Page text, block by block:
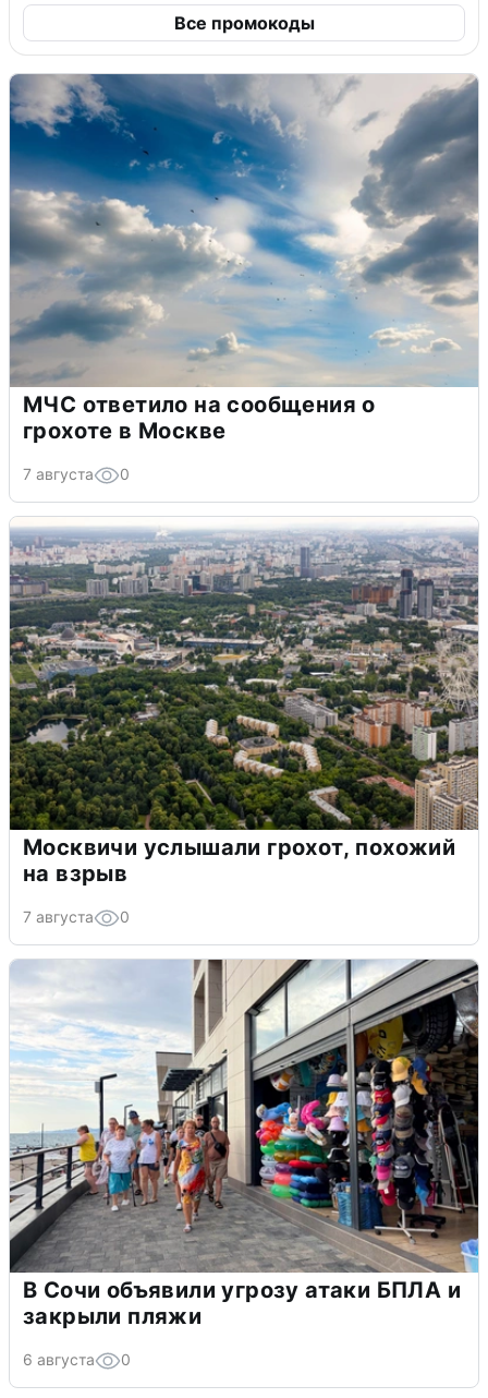
Все промокоды
МЧС ответило на сообщения о
грохоте в Москве
7 августа 0
Москвичи услышали грохот, похожий
на взрыв
7 августа 0
В Сочи объявили угрозу атаки БПЛА и
закрыли пляжи
6 августа 0